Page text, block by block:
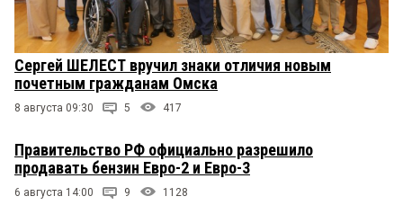
Сергей ШЕЛЕСТ вручил знаки отличия новым
почетным гражданам Омска
8 августа 09:30 5 417
Правительство РФ официально разрешило
продавать бензин Евро-2 и Евро-3
6 августа 14:00 9 1128